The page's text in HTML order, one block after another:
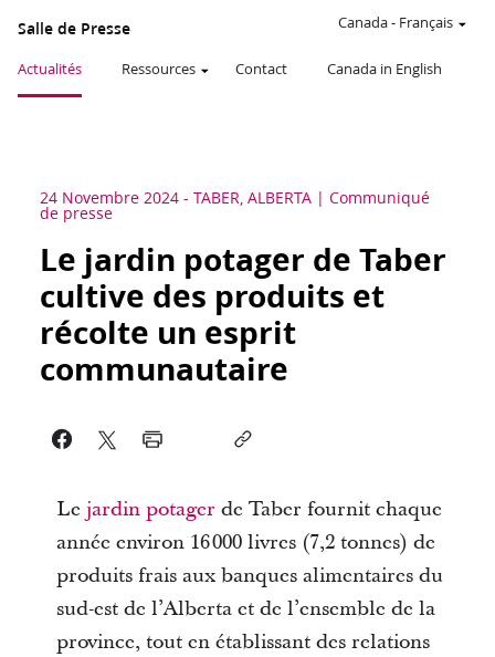
Salle de Presse
Actualités Ressources Contact Canada in English
Canada- Français
24 Novembre 2024 - TABER, ALBERTA Communiqué
de presse
Le jardin potager de Taber
cultive des produits et
récolte un esprit
communautaire
Le jardin potager de Taber fournit chaque
année environ 16 000 livres (7,2 tonnes) de
produits frais aux banques alimentaires du
sud-est de l’Alberta et de l’ensemble de la
province, tout en établissant des relations